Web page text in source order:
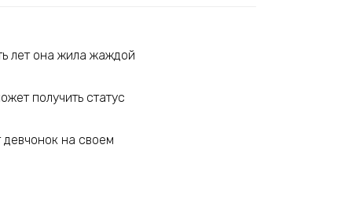
лет она жила жаждой
получить статус
девчонок на своем